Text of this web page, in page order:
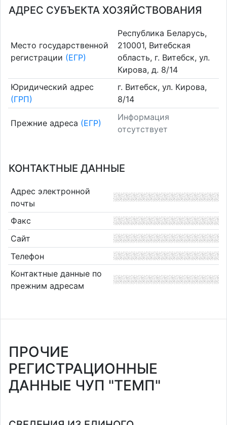
АДРЕС СУБЪЕКТА ХОЗЯЙСТВОВАНИЯ
Место государственной
регистрации (ЕГР)
Республика Беларусь,
210001, Витебская
область, г. Витебск, ул.
Кирова, д. 8/14
Юридический адрес
(ГРП)
г. Витебск, ул. Кирова,
8/14
Прежние адреса (ЕГР)
Информация
отсутствует
КОНТАКТНЫЕ ДАННЫЕ
Адрес электронной
почты
Факс
Сайт
Телефон
Контактные данные по
прежним адресам
ПРОЧИЕ
РЕГИСТРАЦИОННЫЕ
ДАННЫЕ ЧУП "ТЕМП"